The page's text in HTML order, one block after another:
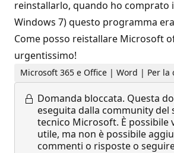
reinstallarlo, quando ho comprato
Windows 7) questo programma
Come posso reistallare Microsoft
urgentissimo!
Microsoft 365 e Office | Word | Per la
Domanda bloccata. Questa
eseguita dalla community del
tecnico Microsoft. È possibile
utile, ma non è possibile
commenti o risposte o